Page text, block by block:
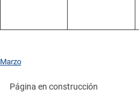
Marzo
Página en construcción